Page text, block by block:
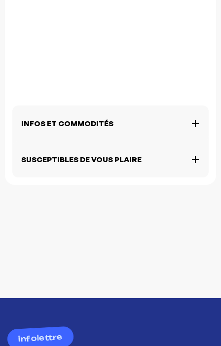
INFOS ET COMMODITÉS
SUSCEPTIBLES DE VOUS PLAIRE
infolettre